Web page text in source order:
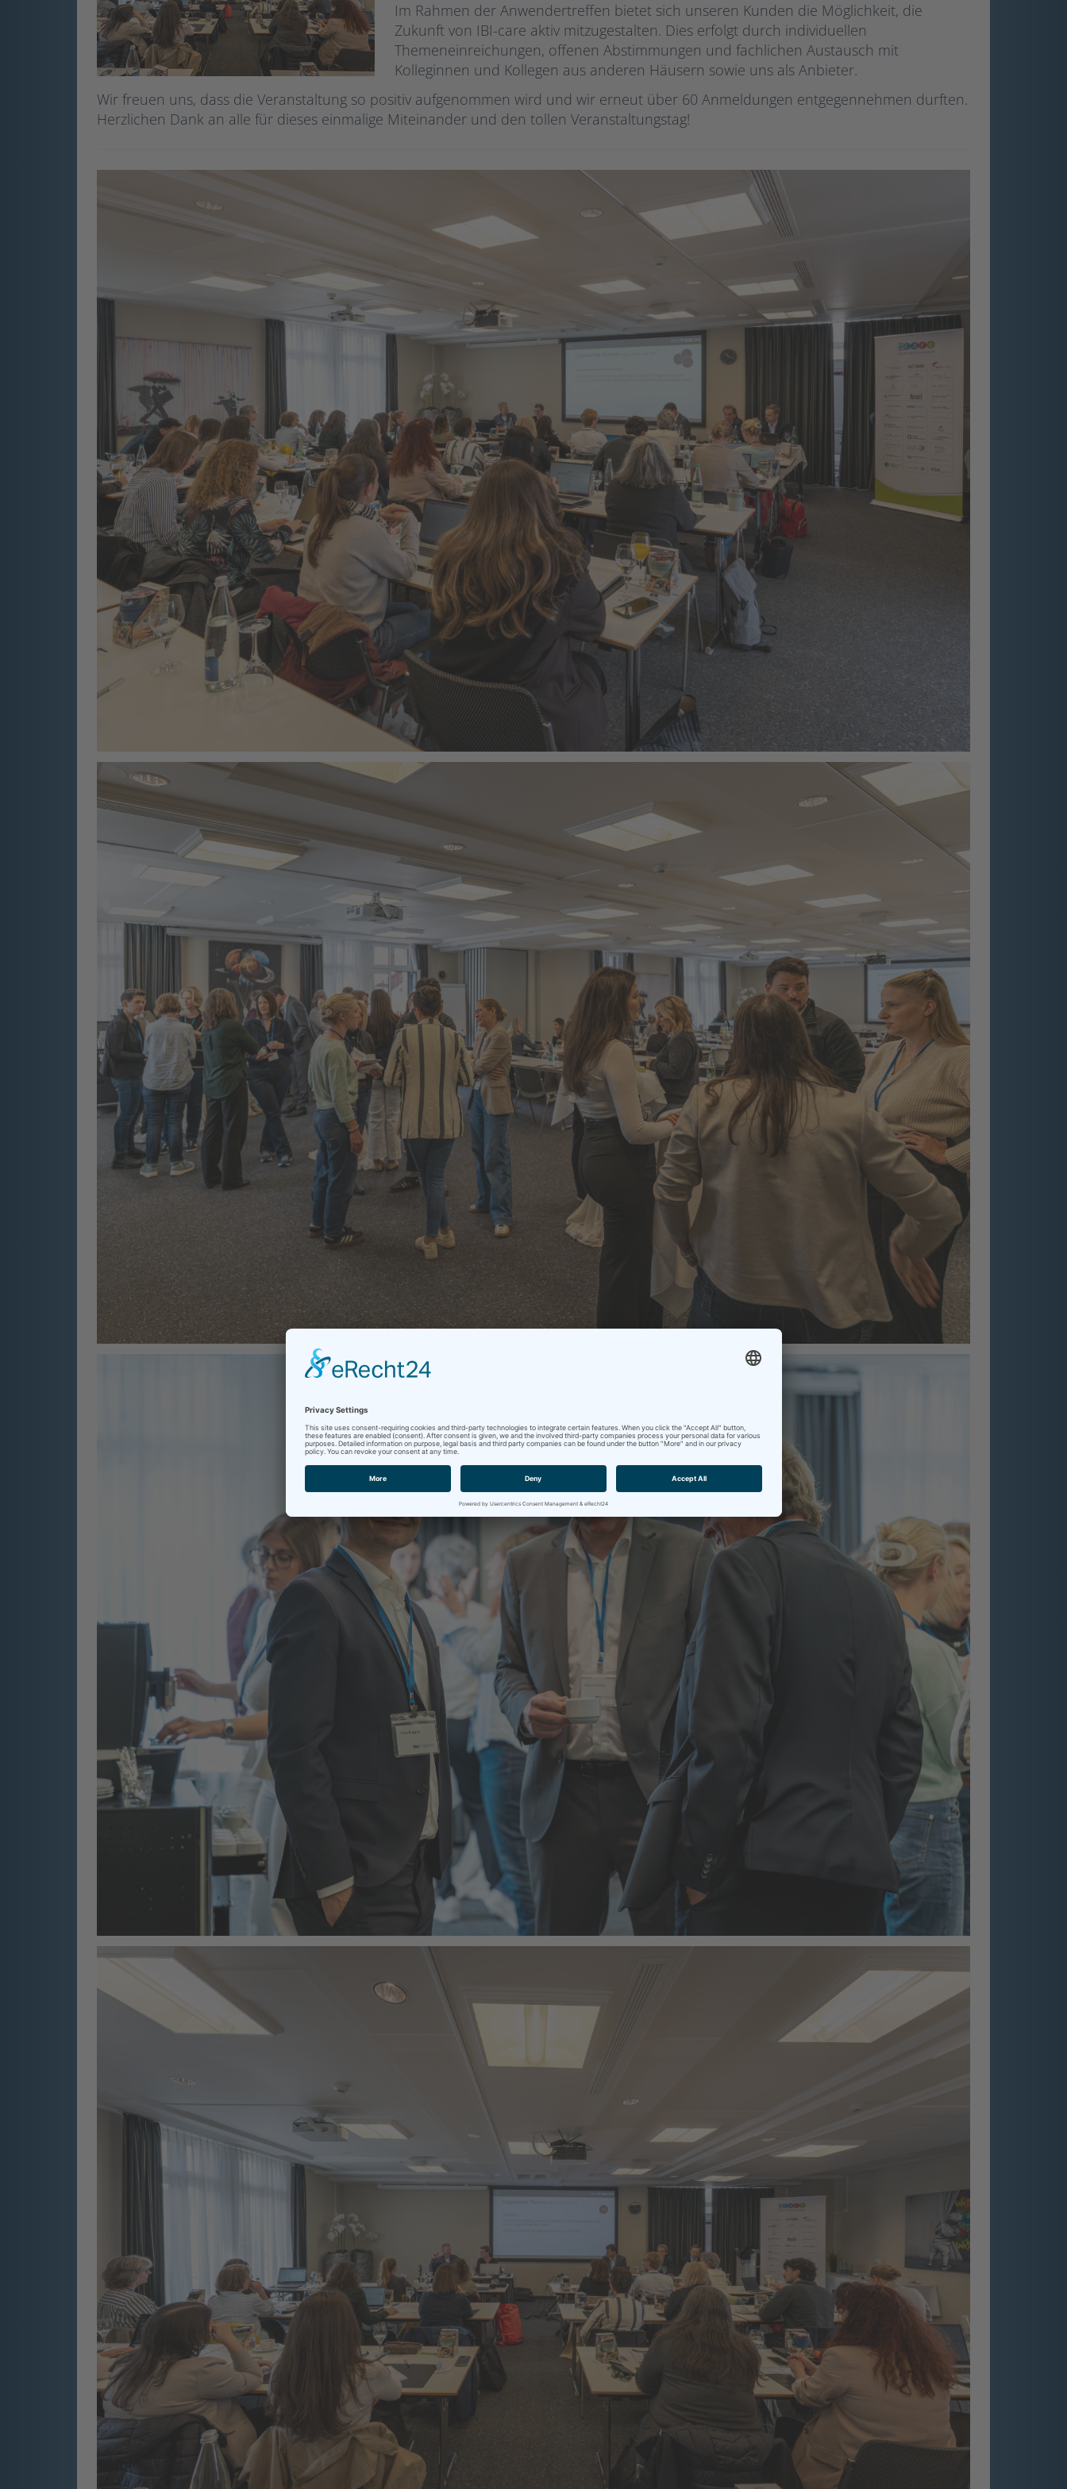
Im Rahmen der Anwendertreffen bietet sich unseren Kunden die Möglichkeit, die
Zukunft von IBI-care aktiv mitzugestalten. Dies erfolgt durch individuellen
Themeneinreichungen, offenen Abstimmungen und fachlichen Austausch mit
Kolleginnen und Kollegen aus anderen Häusern sowie uns als Anbieter.
Wir freuen uns, dass die Veranstaltung so positiv aufgenommen wird und wir erneut über 60 Anmeldungen entgegennehmen durften.
Herzlichen Dank an alle für dieses einmalige Miteinander und den tollen Veranstaltungstag!